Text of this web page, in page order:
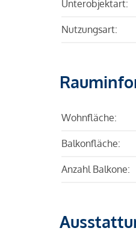
Unterobjektart:
Nutzungsart:
Wohnfläche:
Balkonfläche:
Anzahl Balkone: